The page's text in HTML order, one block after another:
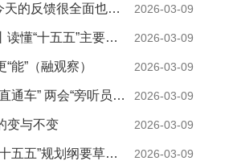
2026-03-09
听民意 汇民智|“今天的反馈很全面也很务实”——全国人大代表张雨霏与国家体育总局工作人员面对面
2026-03-09
中国经济信心说丨读懂“十五五”主要指标的深意
2026-03-09
能”（融观察）
2026-03-09
视频丨开启民意“直通车” 两会“旁听员”让基层声音听得到、落得实
2026-03-09
变与不变
2026-03-09
两会新华视点｜“十五五”规划纲要草案的新指标、新看点